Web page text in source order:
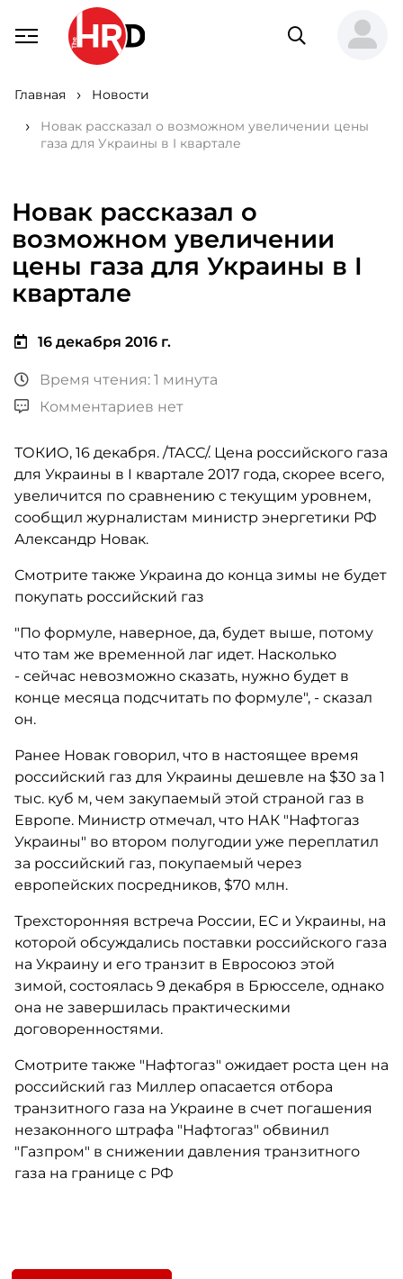
Главная
Новости
Новак рассказал о возможном увеличении цены
газа для Украины в I квартале
Новак рассказал о
возможном увеличении
цены газа для Украины в I
квартале
16 декабря 2016 г.
Время чтения: 1 минута
Комментариев нет
ТОКИО, 16 декабря. /ТАСС/. Цена российского газа
для Украины в I квартале 2017 года, скорее всего,
увеличится по сравнению с текущим уровнем,
сообщил журналистам министр энергетики РФ
Александр Новак.
Смотрите также Украина до конца зимы не будет
покупать российский газ
"По формуле, наверное, да, будет выше, потому
что там же временной лаг идет. Насколько
- сейчас невозможно сказать, нужно будет в
конце месяца подсчитать по формуле", - сказал
он.
Ранее Новак говорил, что в настоящее время
российский газ для Украины дешевле на $30 за 1
тыс. куб м, чем закупаемый этой страной газ в
Европе. Министр отмечал, что НАК "Нафтогаз
Украины" во втором полугодии уже переплатил
за российский газ, покупаемый через
европейских посредников, $70 млн.
Трехсторонняя встреча России, ЕС и Украины, на
которой обсуждались поставки российского газа
на Украину и его транзит в Евросоюз этой
зимой, состоялась 9 декабря в Брюсселе, однако
она не завершилась практическими
договоренностями.
Смотрите также "Нафтогаз" ожидает роста цен на
российский газ Миллер опасается отбора
транзитного газа на Украине в счет погашения
незаконного штрафа "Нафтогаз" обвинил
"Газпром" в снижении давления транзитного
газа на границе с РФ